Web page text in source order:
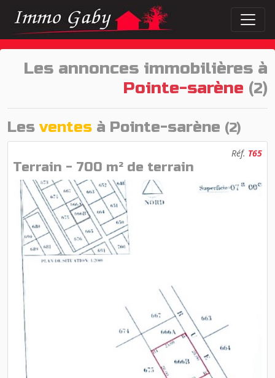
Les annonces immobilières à
Pointe-sarène (2)
Les ventes à Pointe-sarène (2)
Réf. T65
Terrain - 700 m² de terrain